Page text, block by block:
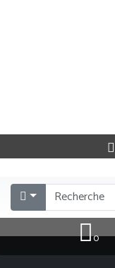
0